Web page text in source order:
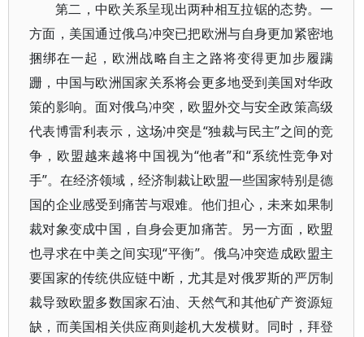
第二，中欧关系呈现出两种相互拉锯的态势。一
方面，美国通过俄乌冲突已把欧洲与自身更加紧密地
捆绑在一起，欧洲战略自主之路将变得更加步履蹒
跚，中国与欧洲国家关系将会更多地受到美国对华政
策的影响。面对俄乌冲突，欧盟外交与安全政策高级
代表博雷利表示，这场冲突是“独裁与民主”之间的竞
争，欧盟越来越将中国视为“他者”和“系统性竞争对
手”。在经济领域，经济制裁让欧盟一些国家特别是德
国的企业感受到痛苦与艰难。他们担心，未来如果制
裁对象变成中国，自身会更加痛苦。另一方面，欧盟
也寻求在中美之间实现“平衡”。俄乌冲突造成欧盟主
要国家的传统供应链中断，尤其是对俄罗斯的严厉制
裁导致欧盟多数国家石油、天然气和其他矿产资源短
缺，而美国相关供应商则趁机大发横财。同时，拜登